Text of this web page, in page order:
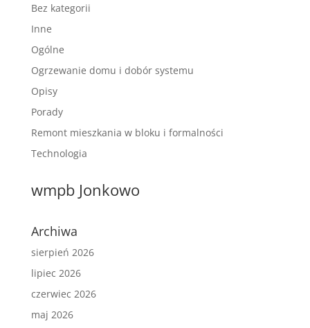
Bez kategorii
Inne
Ogólne
Ogrzewanie domu i dobór systemu
Opisy
Porady
Remont mieszkania w bloku i formalności
Technologia
wmpb Jonkowo
Archiwa
sierpień 2026
lipiec 2026
czerwiec 2026
maj 2026